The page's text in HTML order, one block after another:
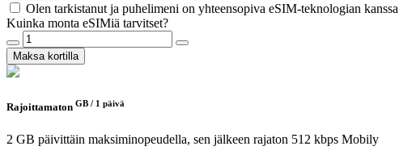
Olen tarkistanut ja puhelimeni on yhteensopiva eSIM-teknologian kanssa
Kuinka monta eSIMiä tarvitset?
Maksa kortilla
Rajoittamaton GB / 1 päivä
2 GB päivittäin maksiminopeudella, sen jälkeen rajaton 512 kbps Mobily